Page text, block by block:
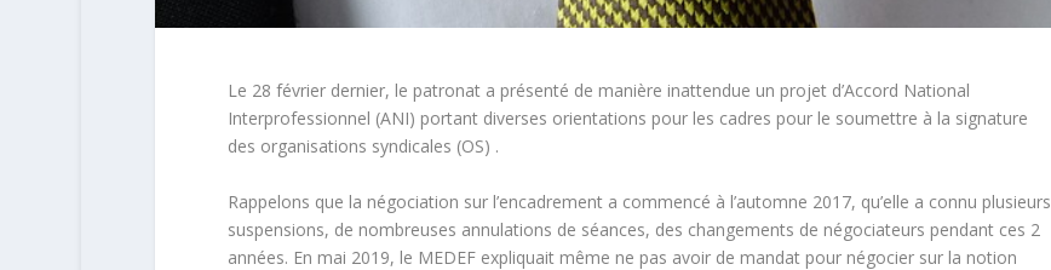
Le 28 février dernier, le patronat a présenté de manière inattendue un projet d’Accord National
Interprofessionnel (ANI) portant diverses orientations pour les cadres pour le soumettre à la signature
des organisations syndicales (OS) .
Rappelons que la négociation sur l’encadrement a commencé à l’automne 2017, qu’elle a connu plusieurs
suspensions, de nombreuses annulations de séances, des changements de négociateurs pendant ces 2
années. En mai 2019, le MEDEF expliquait même ne pas avoir de mandat pour négocier sur la notion